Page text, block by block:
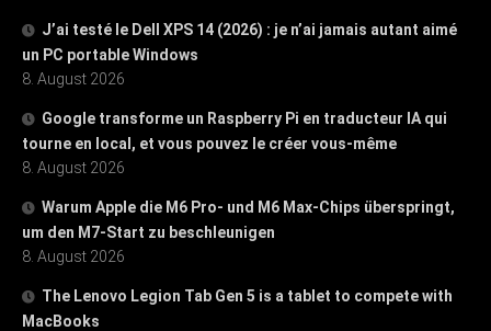
J’ai testé le Dell XPS 14 (2026) : je n’ai jamais autant aimé
un PC portable Windows
8. August 2026
Google transforme un Raspberry Pi en traducteur IA qui
tourne en local, et vous pouvez le créer vous-même
8. August 2026
Warum Apple die M6 Pro- und M6 Max-Chips überspringt,
um den M7-Start zu beschleunigen
8. August 2026
The Lenovo Legion Tab Gen 5 is a tablet to compete with
MacBooks